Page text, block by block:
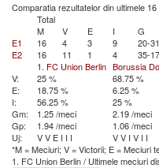
Comparatia rezultatelor din ultimele
Total
M
V E I G
E1
16 4 3 9 20-31
E2
16 11 1 4 35-17
1. FC Union Berlin Borussia
V:
25 % 68.75 %
E:
18.75 % 6.25 %
I:
56.25 % 25 %
Gm:
1.25 /meci 2.19 /meci
Gp:
1.94 /meci 1.06 /meci
Uj:
VV E I I I VV I V I I
*M = Meciuri; V = Victorii; E = Meciuri
1. FC Union Berlin/ Ultimele meciuri